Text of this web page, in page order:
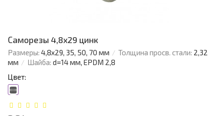
Саморезы 4,8х29 цинк
Размеры: 4,8х29, 35, 50, 70 мм Толщина просв. стали: 2,32
мм
Шайба: d=14 мм, EPDM 2,8
Цвет: